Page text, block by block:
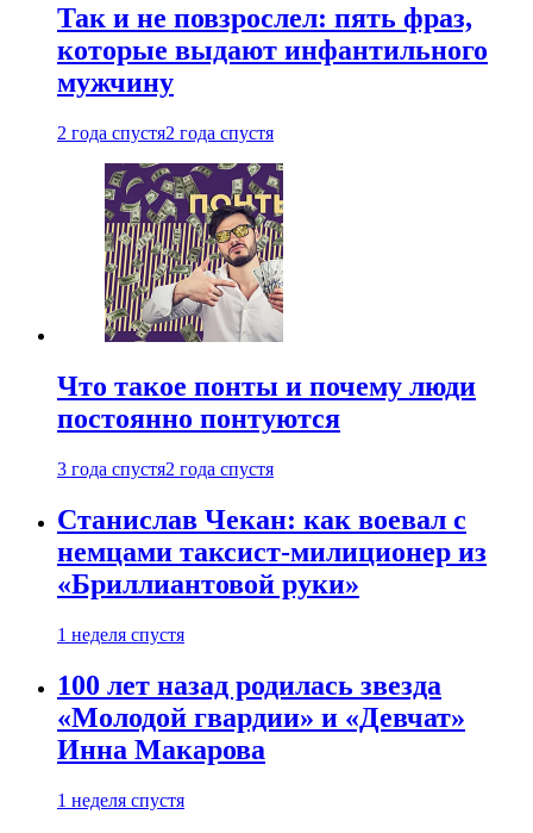
Так и не повзрослел: пять фраз,
которые выдают инфантильного
мужчину
2 года спустя2 года спустя
Что такое понты и почему люди
постоянно понтуются
3 года спустя2 года спустя
Станислав Чекан: как воевал с
немцами таксист-милиционер из
«Бриллиантовой руки»
1 неделя спустя
100 лет назад родилась звезда
«Молодой гвардии» и «Девчат»
Инна Макарова
1 неделя спустя